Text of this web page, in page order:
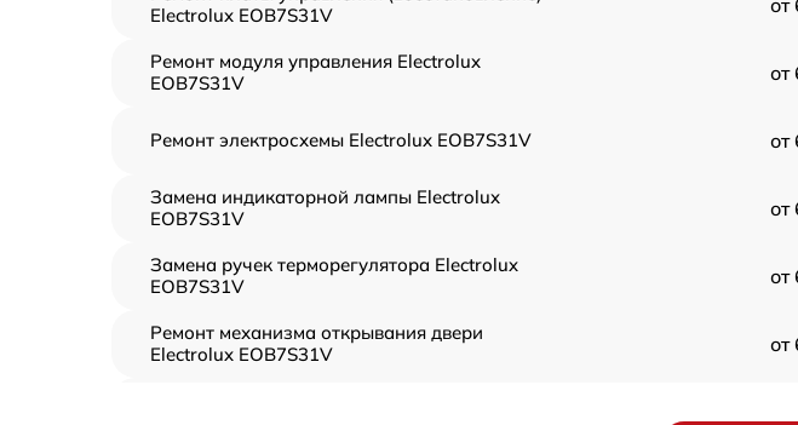
Electrolux EOB7S31V
от
Ремонт модуля управления Electrolux
EOB7S31V
от
Ремонт электросхемы Electrolux EOB7S31V от
Замена индикаторной лампы Electrolux
EOB7S31V
от
Замена ручек терморегулятора Electrolux
EOB7S31V
от
Ремонт механизма открывания двери
Electrolux EOB7S31V
от